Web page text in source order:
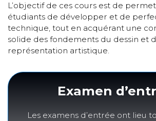
L’objectif de ces cours est de
étudiants de développer et de
technique, tout en acquérant une
solide des fondements du dessin et
représentation artistique.
Examen
Les examens d’entrée ont lieu